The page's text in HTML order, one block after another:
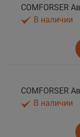
В наличии
В наличии